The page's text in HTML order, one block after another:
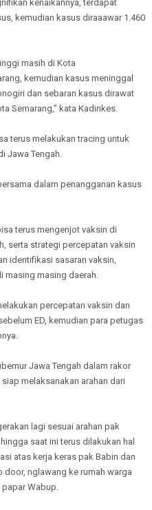
kenaikannya, terdapat
kemudian kasus diraaawar 1.460
masih di Kota
kemudian kasus meninggal
dan sebaran kasus dirawat
Semarang,” kata Kadinkes.
terus melakukan tracing untuk
Jawa Tengah.
dalam penangganan kasus
terus mengenjot vaksin di
serta strategi percepatan vaksin
identifikasi sasaran vaksin,
masing daerah.
percepatan vaksin dan
ED, kemudian para petugas
Jawa Tengah dalam rakor
melaksanakan arahan dari
lagi sesuai arahan pak
saat ini terus dilakukan hal
atas kerja keras pak Babin dan
nglawang ke rumah warga
Wabup.